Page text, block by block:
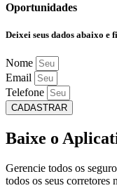
Oportunidades
Deixei seus dados abaixo e
Nome
Email
Telefone
CADASTRAR
Baixe o
Gerencie todos os
todos os seus corretores